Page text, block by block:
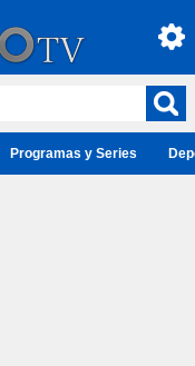
Programas y Series